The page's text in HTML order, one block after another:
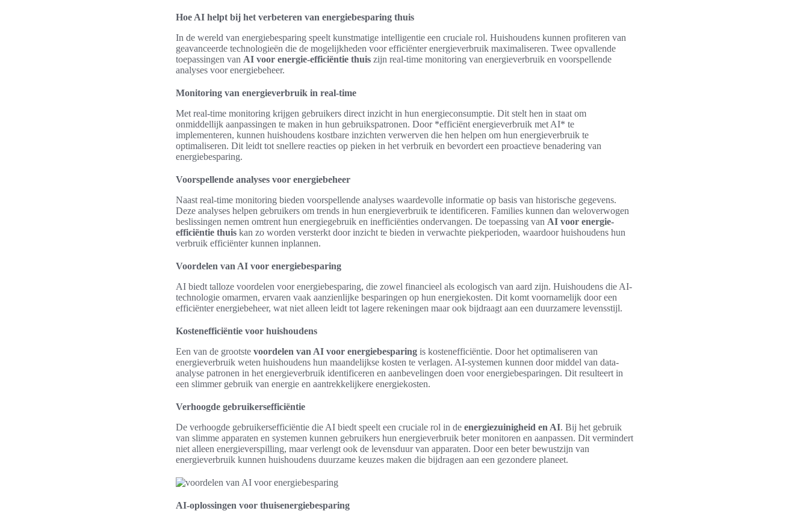
Hoe AI helpt bij het verbeteren van energiebesparing thuis
In de wereld van energiebesparing speelt kunstmatige intelligentie een cruciale rol. Huishoudens kunnen profiteren van
geavanceerde technologieën die de mogelijkheden voor efficiënter energieverbruik maximaliseren. Twee opvallende
toepassingen van AI voor energie-efficiëntie thuis zijn real-time monitoring van energieverbruik en voorspellende
analyses voor energiebeheer.
Monitoring van energieverbruik in real-time
Met real-time monitoring krijgen gebruikers direct inzicht in hun energieconsumptie. Dit stelt hen in staat om
onmiddellijk aanpassingen te maken in hun gebruikspatronen. Door *efficiënt energieverbruik met AI* te
implementeren, kunnen huishoudens kostbare inzichten verwerven die hen helpen om hun energieverbruik te
optimaliseren. Dit leidt tot snellere reacties op pieken in het verbruik en bevordert een proactieve benadering van
energiebesparing.
Voorspellende analyses voor energiebeheer
Naast real-time monitoring bieden voorspellende analyses waardevolle informatie op basis van historische gegevens.
Deze analyses helpen gebruikers om trends in hun energieverbruik te identificeren. Families kunnen dan weloverwogen
beslissingen nemen omtrent hun energiegebruik en inefficiënties ondervangen. De toepassing van AI voor energie-
efficiëntie thuis kan zo worden versterkt door inzicht te bieden in verwachte piekperioden, waardoor huishoudens hun
verbruik efficiënter kunnen inplannen.
Voordelen van AI voor energiebesparing
AI biedt talloze voordelen voor energiebesparing, die zowel financieel als ecologisch van aard zijn. Huishoudens die AI-
technologie omarmen, ervaren vaak aanzienlijke besparingen op hun energiekosten. Dit komt voornamelijk door een
efficiënter energiebeheer, wat niet alleen leidt tot lagere rekeningen maar ook bijdraagt aan een duurzamere levensstijl.
Kostenefficiëntie voor huishoudens
Een van de grootste voordelen van AI voor energiebesparing is kostenefficiëntie. Door het optimaliseren van
energieverbruik weten huishoudens hun maandelijkse kosten te verlagen. AI-systemen kunnen door middel van data-
analyse patronen in het energieverbruik identificeren en aanbevelingen doen voor energiebesparingen. Dit resulteert in
een slimmer gebruik van energie en aantrekkelijkere energiekosten.
Verhoogde gebruikersefficiëntie
De verhoogde gebruikersefficiëntie die AI biedt speelt een cruciale rol in de energiezuinigheid en AI. Bij het gebruik
van slimme apparaten en systemen kunnen gebruikers hun energieverbruik beter monitoren en aanpassen. Dit vermindert
niet alleen energieverspilling, maar verlengt ook de levensduur van apparaten. Door een beter bewustzijn van
energieverbruik kunnen huishoudens duurzame keuzes maken die bijdragen aan een gezondere planeet.
AI-oplossingen voor thuisenergiebesparing